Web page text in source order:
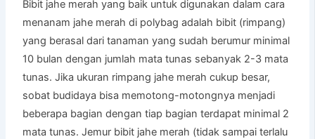
Bibit jahe merah yang baik untuk digunakan dalam cara
menanam jahe merah di polybag adalah bibit (rimpang)
yang berasal dari tanaman yang sudah berumur minimal
10 bulan dengan jumlah mata tunas sebanyak 2-3 mata
tunas. Jika ukuran rimpang jahe merah cukup besar,
sobat budidaya bisa memotong-motongnya menjadi
beberapa bagian dengan tiap bagian terdapat minimal 2
mata tunas. Jemur bibit jahe merah (tidak sampai terlalu